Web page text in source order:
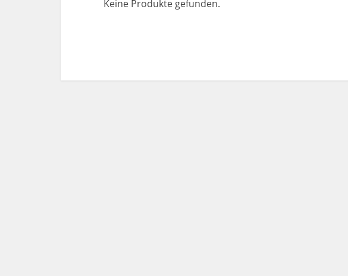
Keine Produkte gefunden.